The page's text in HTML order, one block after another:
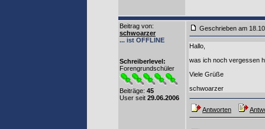
Beitrag von:
schwoarzer
... ist OFFLINE
Schreiberlevel:
Forengrundschüler
Beiträge: 45
User seit 29.06.2006
Geschrieben am
Hallo,
was ich noch vergessen
Viele Grüße
schwoarzer
Antworten